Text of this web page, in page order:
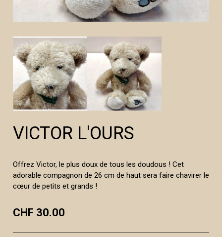
VICTOR L'OURS
Offrez Victor, le plus doux de tous les doudous ! Cet
adorable compagnon de 26 cm de haut sera faire chavirer le
cœur de petits et grands !
CHF 30.00